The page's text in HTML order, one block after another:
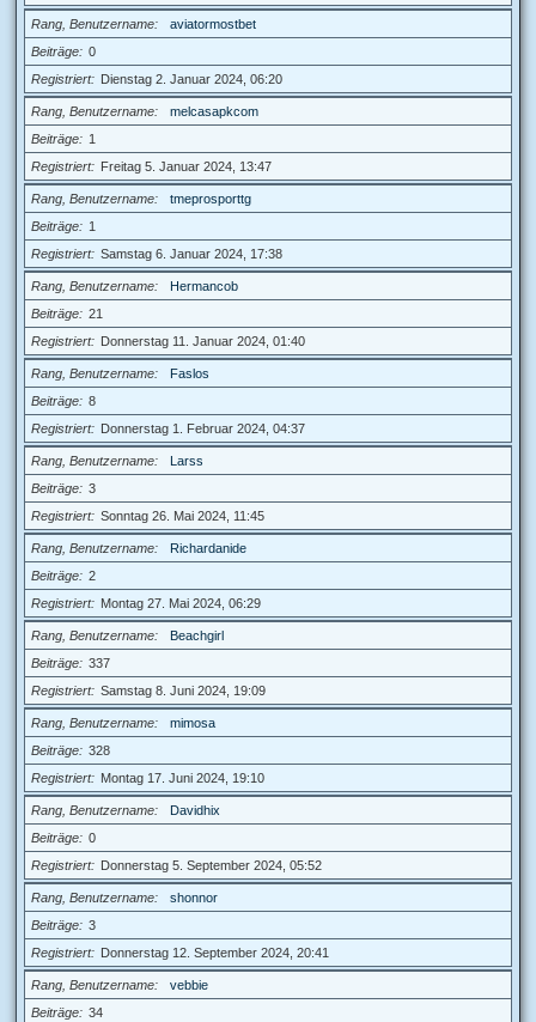
Rang, Benutzername
aviatormostbet
Beiträge
0
Registriert
Dienstag 2. Januar 2024, 06:20
Rang, Benutzername
melcasapkcom
Beiträge
1
Registriert
Freitag 5. Januar 2024, 13:47
Rang, Benutzername
tmeprosporttg
Beiträge
1
Registriert
Samstag 6. Januar 2024, 17:38
Rang, Benutzername
Hermancob
Beiträge
21
Registriert
Donnerstag 11. Januar 2024, 01:40
Rang, Benutzername
Faslos
Beiträge
8
Registriert
Donnerstag 1. Februar 2024, 04:37
Rang, Benutzername
Larss
Beiträge
3
Registriert
Sonntag 26. Mai 2024, 11:45
Rang, Benutzername
Richardanide
Beiträge
2
Registriert
Montag 27. Mai 2024, 06:29
Rang, Benutzername
Beachgirl
Beiträge
337
Registriert
Samstag 8. Juni 2024, 19:09
Rang, Benutzername
mimosa
Beiträge
328
Registriert
Montag 17. Juni 2024, 19:10
Rang, Benutzername
Davidhix
Beiträge
0
Registriert
Donnerstag 5. September 2024, 05:52
Rang, Benutzername
shonnor
Beiträge
3
Registriert
Donnerstag 12. September 2024, 20:41
Rang, Benutzername
vebbie
Beiträge
34